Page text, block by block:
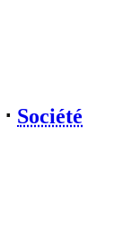
⋅ Société